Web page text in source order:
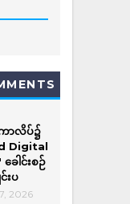
ောလိပ်၌
Digital
ေါင်းစဉ်
းပ
2026